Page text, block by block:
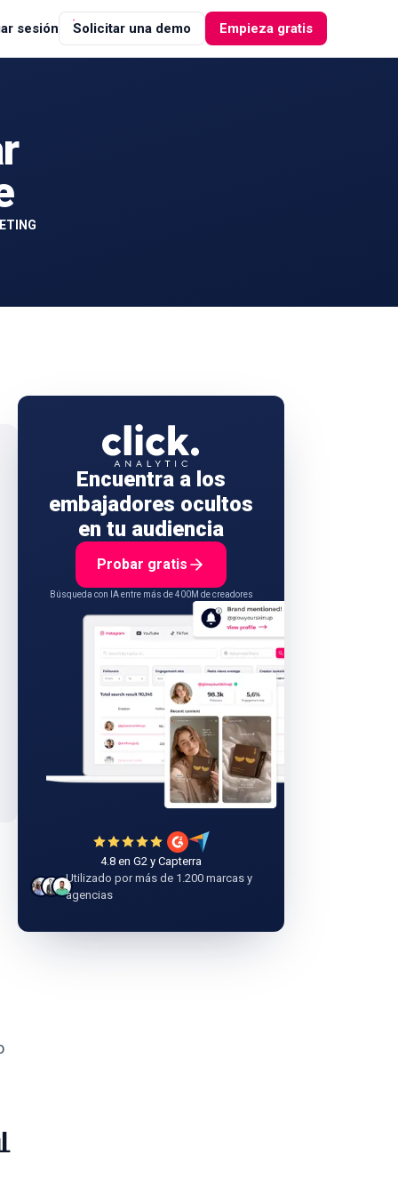
sesión Solicitar una demo Empieza gratis
Encuentra a los
embajadores ocultos
en tu audiencia
Probar gratis
Búsqueda con IA entre más de 400M de creadores
4.8 en G2 y Capterra
Utilizado por más de 1.200 marcas y
agencias